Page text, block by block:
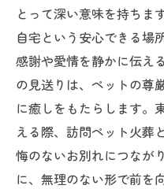
とって深い意味を持ちま
自宅という安心できる場
感謝や愛情を静かに伝え
の見送りは、ペットの尊
に癒しをもたらします。
える際、訪問ペット火葬
悔のないお別れにつなが
に、無理のない形で前を